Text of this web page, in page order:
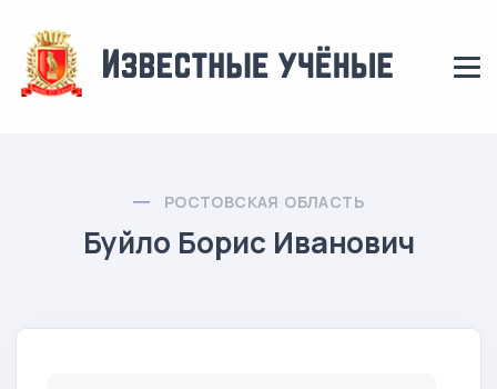
РОСТОВСКАЯ ОБЛАСТЬ
Буйло Борис Иванович